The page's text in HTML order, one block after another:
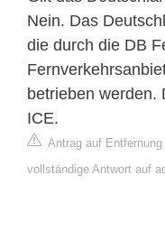
Nein. Das
die durch die DB
betrieben werden.
ICE.
Antrag auf
vollständige Antwort auf